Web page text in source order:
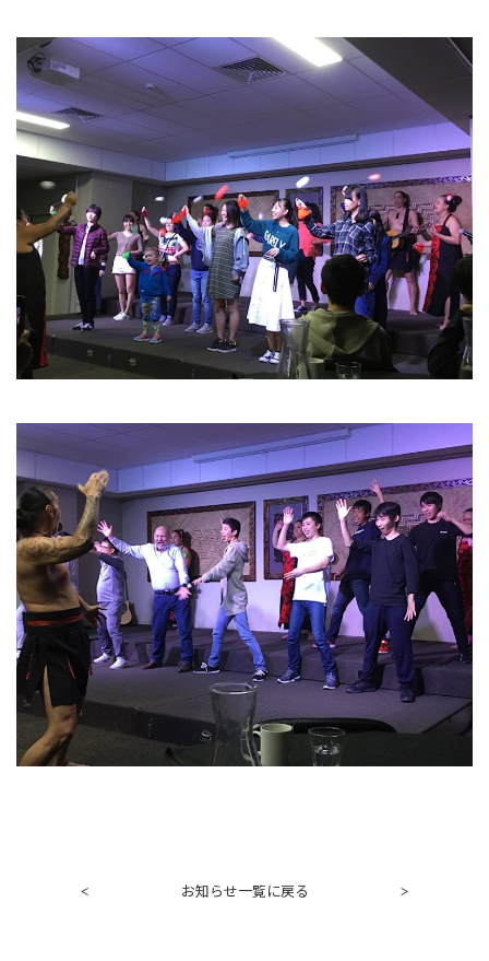
< お知らせ一覧に戻る >